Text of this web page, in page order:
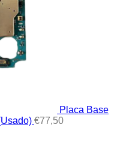
Placa Base
€77,50